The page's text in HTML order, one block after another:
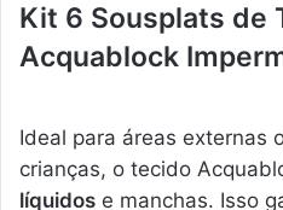
Kit 6 Sousplats de
Acquablock
Ideal para áreas externas
crianças, o tecido
líquidos e manchas. Isso